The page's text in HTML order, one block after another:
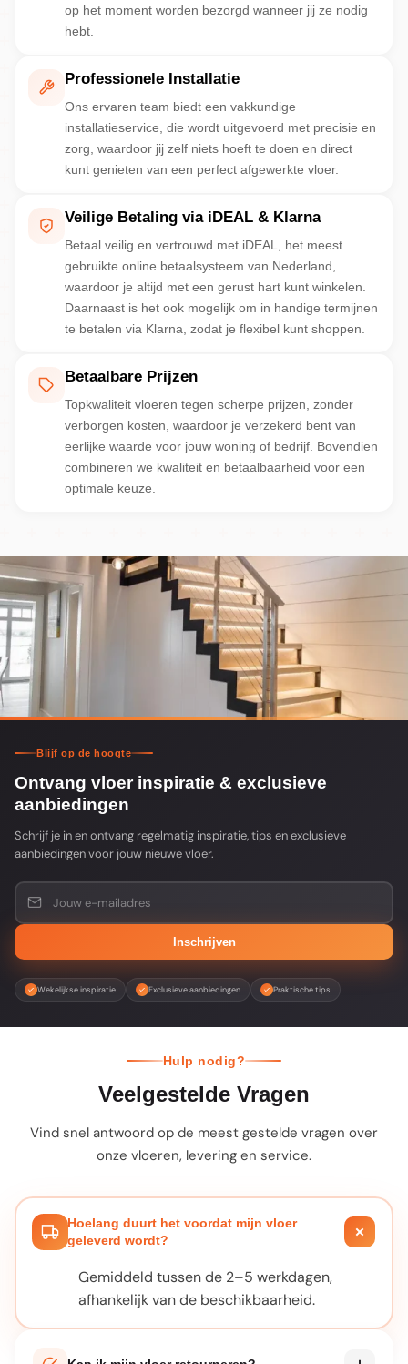
op het moment worden bezorgd wanneer jij ze nodig
hebt.
Professionele Installatie
Ons ervaren team biedt een vakkundige
installatieservice, die wordt uitgevoerd met precisie en
zorg, waardoor jij zelf niets hoeft te doen en direct
kunt genieten van een perfect afgewerkte vloer.
Veilige Betaling via iDEAL & Klarna
Betaal veilig en vertrouwd met iDEAL, het meest
gebruikte online betaalsysteem van Nederland,
waardoor je altijd met een gerust hart kunt winkelen.
Daarnaast is het ook mogelijk om in handige termijnen
te betalen via Klarna, zodat je flexibel kunt shoppen.
Betaalbare Prijzen
Topkwaliteit vloeren tegen scherpe prijzen, zonder
verborgen kosten, waardoor je verzekerd bent van
eerlijke waarde voor jouw woning of bedrijf. Bovendien
combineren we kwaliteit en betaalbaarheid voor een
optimale keuze.
Blijf op de hoogte
Ontvang vloer inspiratie & exclusieve
aanbiedingen
Schrijf je in en ontvang regelmatig inspiratie, tips en exclusieve
aanbiedingen voor jouw nieuwe vloer.
Inschrijven
Wekelijkse inspiratie Exclusieve aanbiedingen Praktische tips
Hulp nodig?
Veelgestelde Vragen
Vind snel antwoord op de meest gestelde vragen over
onze vloeren, levering en service.
Hoelang duurt het voordat mijn vloer
geleverd wordt?
Gemiddeld tussen de 2–5 werkdagen,
afhankelijk van de beschikbaarheid.